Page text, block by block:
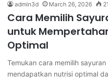
admin3d March 26, 2026 21
Cara Memilih
untuk
Optimal
Temukan cara memilih
mendapatkan nutrisi optimal